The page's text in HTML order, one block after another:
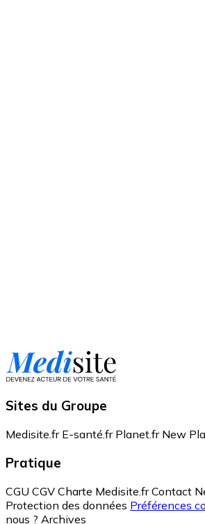
Sites du Groupe
Medisite.fr E-santé.fr Planet.fr New
Pratique
CGU CGV Charte Medisite.fr Contact
Protection des données Préférences
nous ? Archives